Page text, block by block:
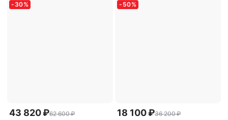
- 30%
43 820 ₽62 600 ₽
- 50%
18 100 ₽36 200 ₽